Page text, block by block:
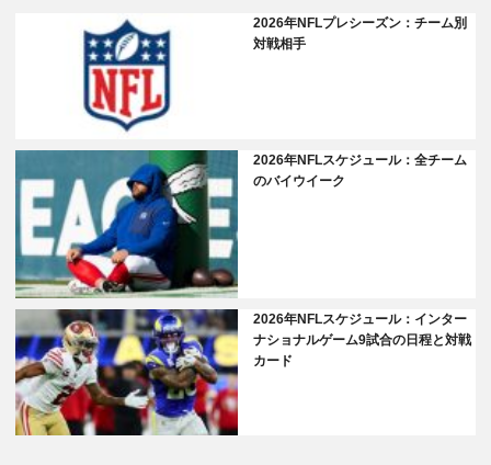
2026年NFLプレシーズン：チーム別
対戦相手
2026年NFLスケジュール：全チーム
のバイウイーク
2026年NFLスケジュール：インター
ナショナルゲーム9試合の日程と対戦
カード